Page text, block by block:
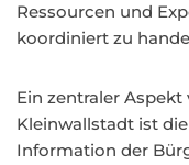
Ressourcen und
koordiniert zu
Ein zentraler
Kleinwallstadt ist
Information der